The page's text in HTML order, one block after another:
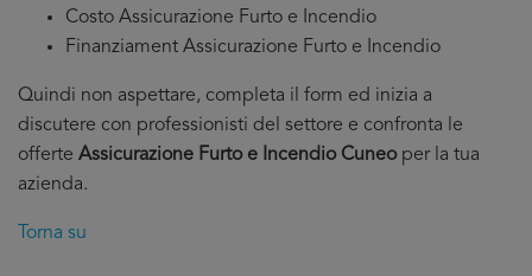
Costo Assicurazione Furto e Incendio
Finanziament Assicurazione Furto e Incendio
Quindi non aspettare, completa il form ed inizia a
discutere con professionisti del settore e confronta le
offerte Assicurazione Furto e Incendio Cuneoper la tua
azienda.
Torna su